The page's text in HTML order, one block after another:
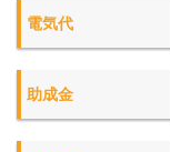
電気代
助成金